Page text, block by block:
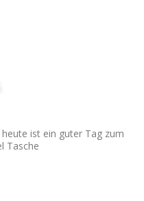
ist ein guter Tag zum
Tasche